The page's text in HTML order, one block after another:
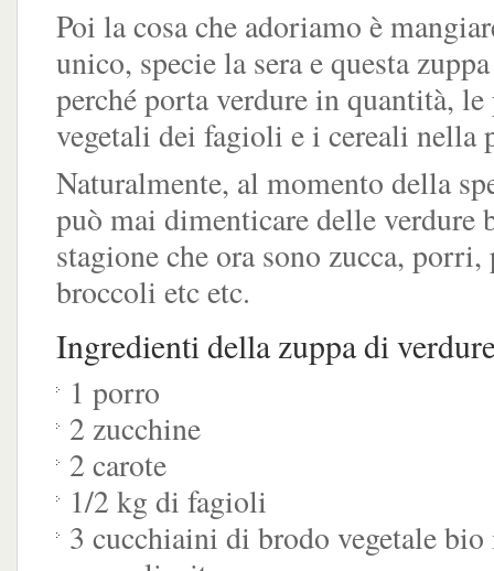
Poi la cosa che adoriamo è
unico, specie la sera e questa
perché porta verdure in quantità,
vegetali dei fagioli e i cereali nella
Naturalmente, al momento della
può mai dimenticare delle verdure
stagione che ora sono zucca, porri,
broccoli etc etc.
Ingredienti della zuppa di
1 porro
2 zucchine
2 carote
1/2 kg di fagioli
3 cucchiaini di brodo vegetale